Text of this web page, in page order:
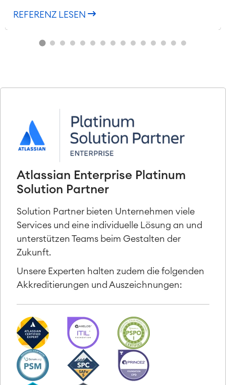
REFERENZ LESEN
Atlassian Enterprise Platinum
Solution Partner
Solution Partner bieten Unternehmen viele
Services und eine individuelle Lösung an und
unterstützen Teams beim Gestalten der
Zukunft.
Unsere Experten halten zudem die folgenden
Akkreditierungen und Auszeichnungen: